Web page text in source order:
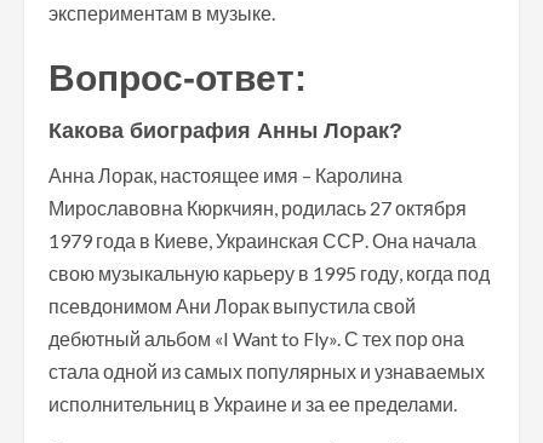
экспериментам в музыке.
Вопрос-ответ:
Какова биография Анны Лорак?
Анна Лорак, настоящее имя – Каролина
Мирославовна Кюркчиян, родилась 27 октября
1979 года в Киеве, Украинская ССР. Она начала
свою музыкальную карьеру в 1995 году, когда под
псевдонимом Ани Лорак выпустила свой
дебютный альбом «I Want to Fly». С тех пор она
стала одной из самых популярных и узнаваемых
исполнительниц в Украине и за ее пределами.